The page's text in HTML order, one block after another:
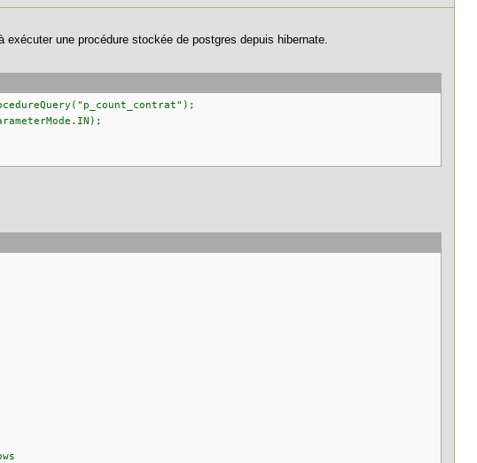
une procédure stockée de postgres depuis hibernate.